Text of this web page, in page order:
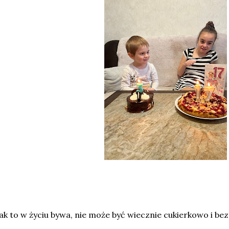
to w życiu bywa, nie może być wiecznie cukierkowo i